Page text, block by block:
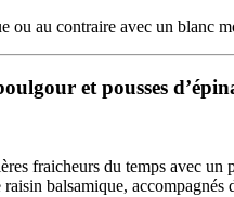
ou au contraire avec un blanc
et pousses
fraicheurs du temps avec un
balsamique, accompagnés